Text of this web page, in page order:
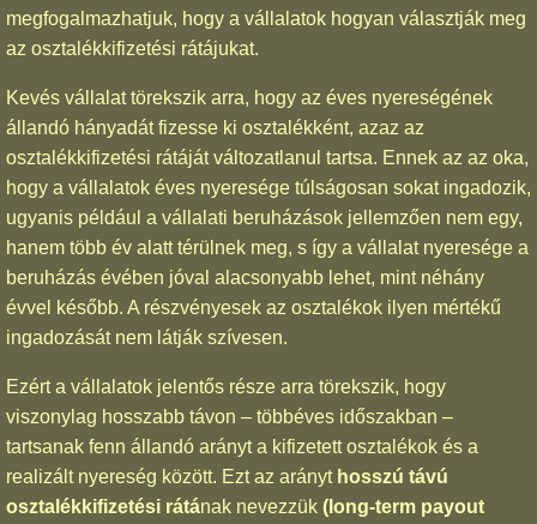
megfogalmazhatjuk, hogy a vállalatok hogyan választják meg
az osztalékkifizetési rátájukat.
Kevés vállalat törekszik arra, hogy az éves nyereségének
állandó hányadát fizesse ki osztalékként, azaz az
osztalékkifizetési rátáját változatlanul tartsa. Ennek az az oka,
hogy a vállalatok éves nyeresége túlságosan sokat ingadozik,
ugyanis például a vállalati beruházások jellemzően nem egy,
hanem több év alatt térülnek meg, s így a vállalat nyeresége a
beruházás évében jóval alacsonyabb lehet, mint néhány
évvel később. A részvényesek az osztalékok ilyen mértékű
ingadozását nem látják szívesen.
Ezért a vállalatok jelentős része arra törekszik, hogy
viszonylag hosszabb távon – többéves időszakban –
tartsanak fenn állandó arányt a kifizetett osztalékok és a
realizált nyereség között. Ezt az arányt hosszú távú
osztalékkifizetési rátának nevezzük (long-term payout